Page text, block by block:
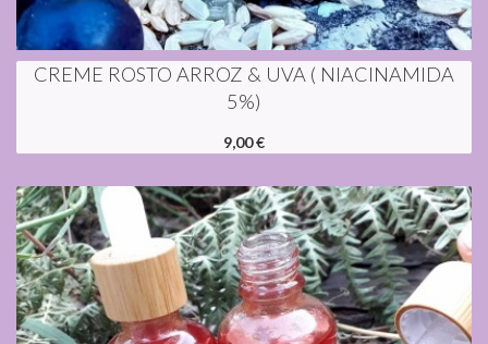
CREME ROSTO ARROZ & UVA ( NIACINAMIDA
5%)
9,00 €